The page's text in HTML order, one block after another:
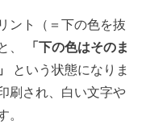
ント（＝下の色を抜
、
「下の色はそのま
という状態になりま
刷され、白い文字や
。